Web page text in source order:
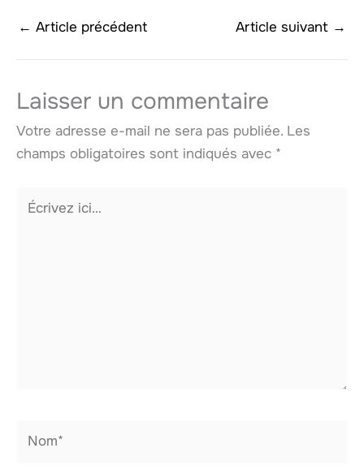
← Article précédent Article suivant →
Laisser un commentaire
Votre adresse e-mail ne sera pas publiée. Les
champs obligatoires sont indiqués avec *
Écrivez